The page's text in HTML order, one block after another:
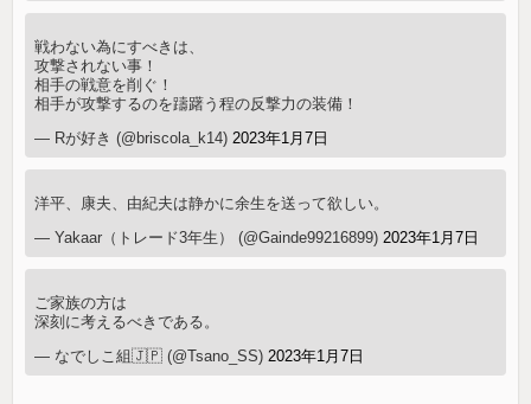
戦わない為にすべきは、
攻撃されない事！
相手の戦意を削ぐ！
相手が攻撃するのを躊躇う程の反撃力の装備！
— Rが好き (@briscola_k14) 2023年1月7日
洋平、康夫、由紀夫は静かに余生を送って欲しい。
— Yakaar（トレード3年生） (@Gainde99216899) 2023年1月7日
ご家族の方は
深刻に考えるべきである。
— なでしこ組🇯🇵 (@Tsano_SS) 2023年1月7日